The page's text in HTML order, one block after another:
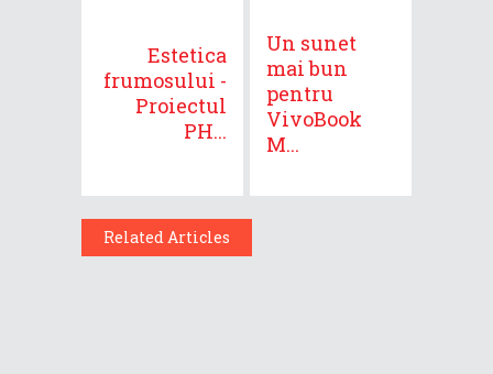
Estetica
frumosului -
Proiectul
PH...
Un sunet
mai bun
pentru
VivoBook
M...
Related Articles